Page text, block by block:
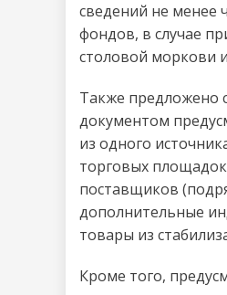
сведений не менее
фондов, в случае
столовой моркови
Также предложено
документом
из одного
торговых
поставщиков
дополнительные
товары из
Кроме того,